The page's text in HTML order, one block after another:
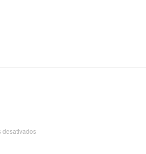
desativados